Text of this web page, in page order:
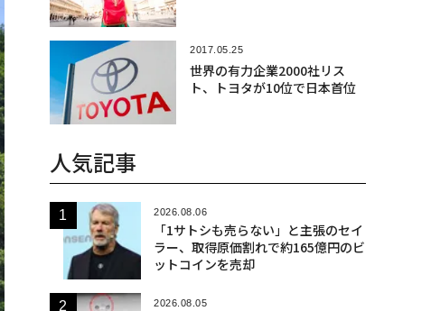
2017.05.25
世界の有力企業2000社リス
ト、トヨタが10位で日本首位
人気記事
2026.08.06
「1サトシも売らない」と主張のセイ
ラー、取得原価割れで約165億円のビ
ットコインを売却
2026.08.05